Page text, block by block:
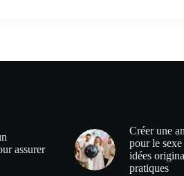
assurer
Créer une
pour le
idées
pratiques